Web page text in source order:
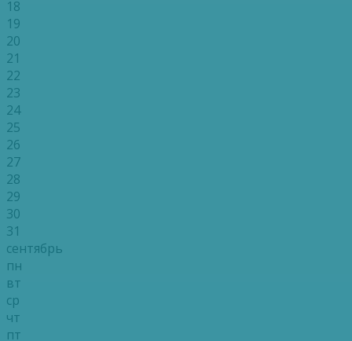
18
19
20
21
22
23
24
25
26
27
28
29
30
31
сентябрь
пн
вт
ср
чт
пт